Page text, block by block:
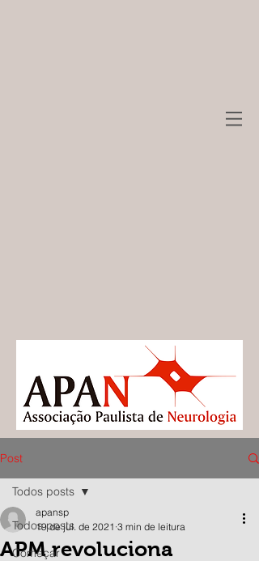
Post
Todos posts
Começar
Todos posts
APM revoluciona
apansp
19 de jul. de 2021 3 min de leitura